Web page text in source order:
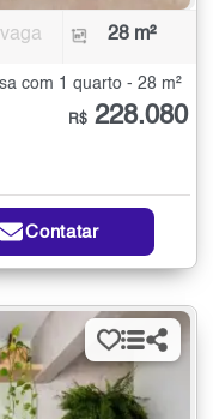
28 m²
com 1 quarto - 28 m²
R$ 228.080
Contatar